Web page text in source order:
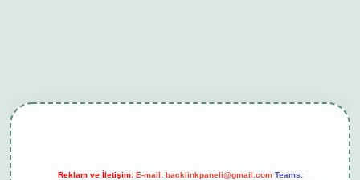
Reklam ve İletişim: E-mail: backlinkpaneli@gmail.com Teams: